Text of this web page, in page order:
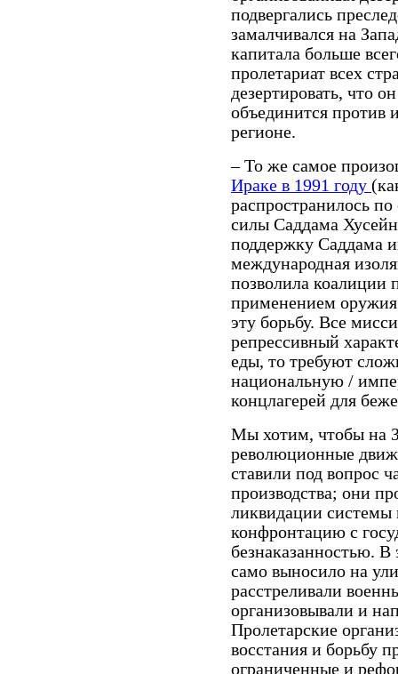
подвергались
замалчивался на
капитала больше
пролетариат всех
дезертировать, что
объединится против
регионе.
– То же самое
Ираке в 1991 году
распространилось
силы Саддама
поддержку Саддама
международная
позволила коалиции
применением оружия
эту борьбу. Все
репрессивный
еды, то требуют
национальную /
концлагерей для
Мы хотим, чтобы на
революционные
ставили под вопрос
производства; они
ликвидации системы
конфронтацию с
безнаказанностью. В
само выносило на
расстреливали
организовывали и
Пролетарские
восстания и борьбу
ограниченные и